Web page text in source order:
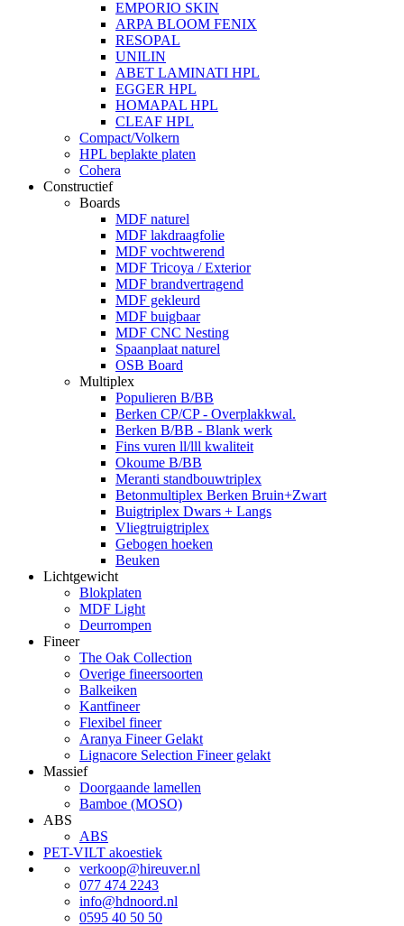
EMPORIO SKIN
ARPA BLOOM FENIX
RESOPAL
UNILIN
ABET LAMINATI HPL
EGGER HPL
HOMAPAL HPL
CLEAF HPL
Compact/Volkern
HPL beplakte platen
Cohera
Constructief
Boards
MDF naturel
MDF lakdraagfolie
MDF vochtwerend
MDF Tricoya / Exterior
MDF brandvertragend
MDF gekleurd
MDF buigbaar
MDF CNC Nesting
Spaanplaat naturel
OSB Board
Multiplex
Populieren B/BB
Berken CP/CP - Overplakkwal.
Berken B/BB - Blank werk
Fins vuren ll/lll kwaliteit
Okoume B/BB
Meranti standbouwtriplex
Betonmultiplex Berken Bruin+Zwart
Buigtriplex Dwars + Langs
Vliegtruigtriplex
Gebogen hoeken
Beuken
Lichtgewicht
Blokplaten
MDF Light
Deurrompen
Fineer
The Oak Collection
Overige fineersoorten
Balkeiken
Kantfineer
Flexibel fineer
Aranya Fineer Gelakt
Lignacore Selection Fineer gelakt
Massief
Doorgaande lamellen
Bamboe (MOSO)
ABS
ABS
PET-VILT akoestiek
verkoop@hireuver.nl
077 474 2243
info@hdnoord.nl
0595 40 50 50